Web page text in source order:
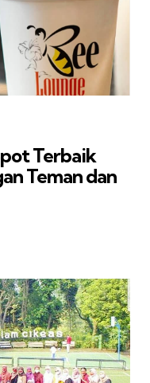
Terbaik
Teman dan